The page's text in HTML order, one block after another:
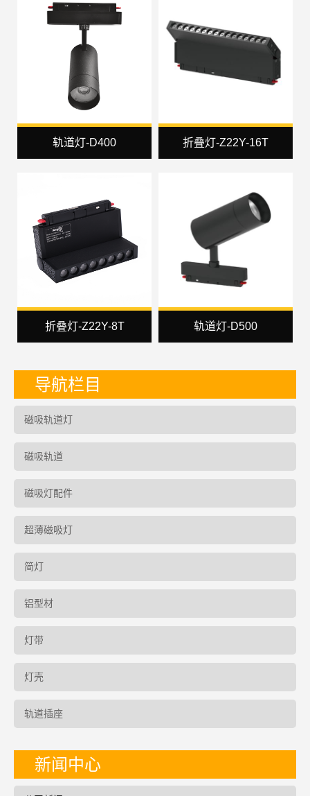
轨道灯-D400 折叠灯-Z22Y-16T
折叠灯-Z22Y-8T 轨道灯-D500
导航栏目
磁吸轨道灯
磁吸轨道
磁吸灯配件
超薄磁吸灯
简灯
铝型材
灯带
灯壳
轨道插座
新闻中心